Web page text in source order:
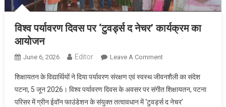
विश्व पर्यावरण दिवस पर ‘टुवर्ड्स द नेचर’ कार्यक्रम का
आयोजन
June 6, 2026 Editor Leave A CommentOn विश्व पर्यावरण दिवस
कार्यक्रम का आयोजन
शिक्षायतन के विद्यार्थियों ने दिया पर्यावरण संरक्षण एवं स्वस्थ जीवनशैली का संदेश
पटना, 5 जून 2026। विश्व पर्यावरण दिवस के अवसर पर संगीत शिक्षायतन, पटना
परिसर में ग्रीन ईवॉन फाउंडेशन के संयुक्त तत्वावधान में ‘टुवर्ड्स द नेचर’